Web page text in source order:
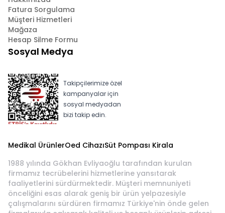
Fatura Sorgulama
Müşteri Hizmetleri
Mağaza
Hesap Silme Formu
Sosyal Medya
Takipçilerimize özel
kampanyalar için
sosyal medyadan
bizi takip edin.
Medikal ÜrünlerOed CihazıSüt Pompası Kirala
1988 yılında Gökhan Evliyaoğlu tarafından kurulan
firmamız tecrübelerini hizmetlerine yansıtarak
faaliyetlerini sürdürmektedir. Müşteri memnuniyeti
önceliğini esas alarak geniş bir ürün yelpazesiyle
çalışmalarını sürdüren firmamız Türkiye'nin önde gelen